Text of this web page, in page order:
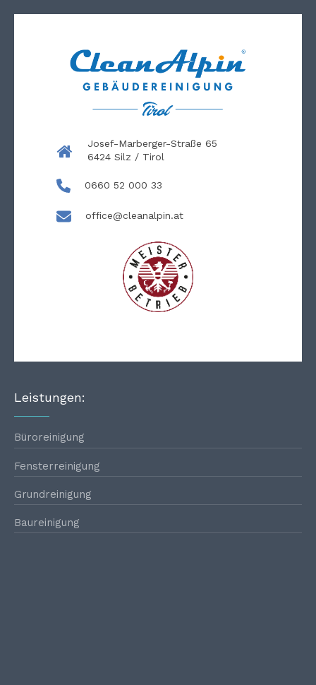
Josef-Marberger-Straße 65
6424 Silz / Tirol
0660 52 000 33
office@cleanalpin.at
Leistungen:
Büroreinigung
Fensterreinigung
Grundreinigung
Baureinigung